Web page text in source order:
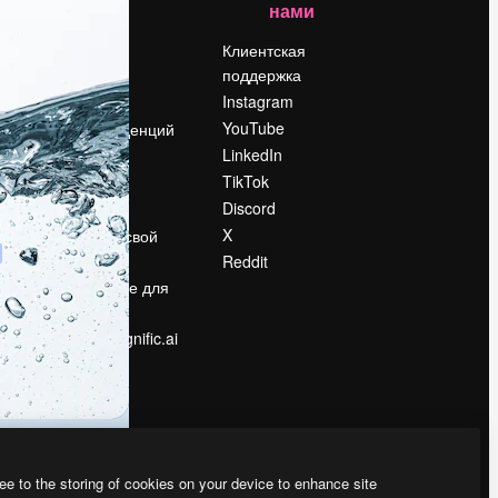
Вакансии
Поиск тенденций
Блог
События
Slidesgo
Продайте свой
контент
Помещение для
прессы
Ищете magnific.ai
нами
Клиентская
поддержка
Instagram
YouTube
LinkedIn
TikTok
Discord
X
Reddit
to the storing of cookies on your device to enhance site